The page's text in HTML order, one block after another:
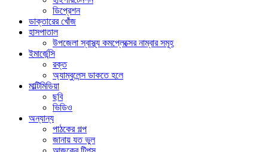
ডিপ্রেশন
ডাক্তারের খোঁজ
হাসপাতাল
উপজেলা স্বাস্থ্য কমপ্লেক্সের নাম্বার সমূহ
ইমার্জেন্সি
রক্ত
অ্যাম্বুলেন্স ডাকতে হলে
মাল্টিমিডিয়া
ছবি
ভিডিও
অন্যান্য
পাঠকের গল্প
জানায় যত ভুল